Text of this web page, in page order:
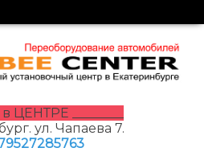
в ЦЕНТРЕ ________
ул. Чапаева 7.